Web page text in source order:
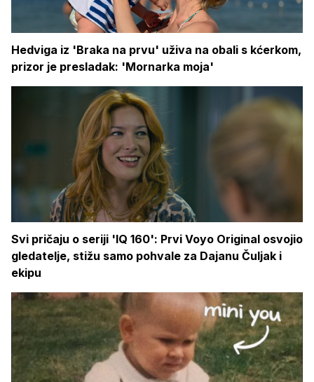
Hedviga iz 'Braka na prvu' uživa na obali s kćerkom,
prizor je presladak: 'Mornarka moja'
Svi pričaju o seriji 'IQ 160': Prvi Voyo Original osvojio
gledatelje, stižu samo pohvale za Dajanu Čuljak i
ekipu